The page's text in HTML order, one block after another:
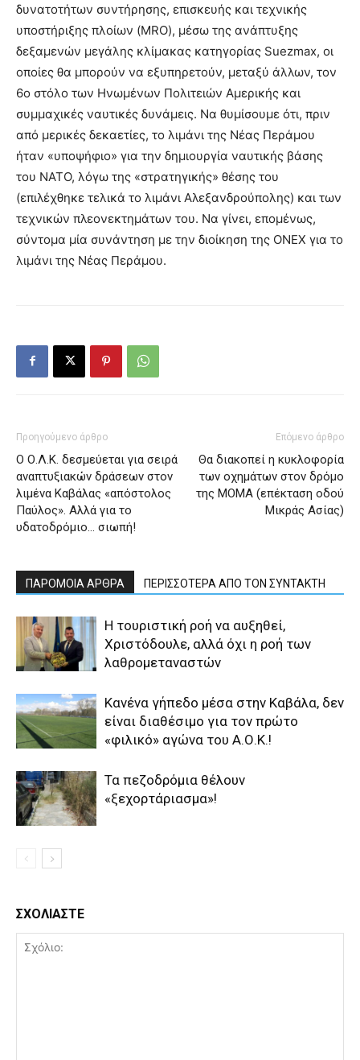
δυνατοτήτων συντήρησης, επισκευής και τεχνικής
υποστήριξης πλοίων (MRO), μέσω της ανάπτυξης
δεξαμενών μεγάλης κλίμακας κατηγορίας Suezmax, οι
οποίες θα μπορούν να εξυπηρετούν, μεταξύ άλλων, τον
6ο στόλο των Ηνωμένων Πολιτειών Αμερικής και
συμμαχικές ναυτικές δυνάμεις. Να θυμίσουμε ότι, πριν
από μερικές δεκαετίες, το λιμάνι της Νέας Περάμου
ήταν «υποψήφιο» για την δημιουργία ναυτικής βάσης
του ΝΑΤΟ, λόγω της «στρατηγικής» θέσης του
(επιλέχθηκε τελικά το λιμάνι Αλεξανδρούπολης) και των
τεχνικών πλεονεκτημάτων του. Να γίνει, επομένως,
σύντομα μία συνάντηση με την διοίκηση της ONEX για το
λιμάνι της Νέας Περάμου.
Προηγούμενο άρθρο
Ο Ο.Λ.Κ. δεσμεύεται για σειρά
αναπτυξιακών δράσεων στον
λιμένα Καβάλας «απόστολος
Παύλος». Αλλά για το
υδατοδρόμιο… σιωπή!
Επόμενο άρθρο
Θα διακοπεί η κυκλοφορία
των οχημάτων στον δρόμο
της ΜΟΜΑ (επέκταση οδού
Μικράς Ασίας)
ΠΑΡΟΜΟΙΑ ΑΡΘΡΑ ΠΕΡΙΣΣΟΤΕΡΑ ΑΠΟ ΤΟΝ ΣΥΝΤΑΚΤΗ
Η τουριστική ροή να αυξηθεί,
Χριστόδουλε, αλλά όχι η ροή των
λαθρομεταναστών
Κανένα γήπεδο μέσα στην Καβάλα, δεν
είναι διαθέσιμο για τον πρώτο
«φιλικό» αγώνα του Α.Ο.Κ.!
Τα πεζοδρόμια θέλουν
«ξεχορτάριασμα»!
ΣΧΟΛΙΑΣΤΕ